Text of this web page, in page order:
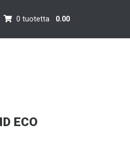
0 tuotetta 0.00
ECO